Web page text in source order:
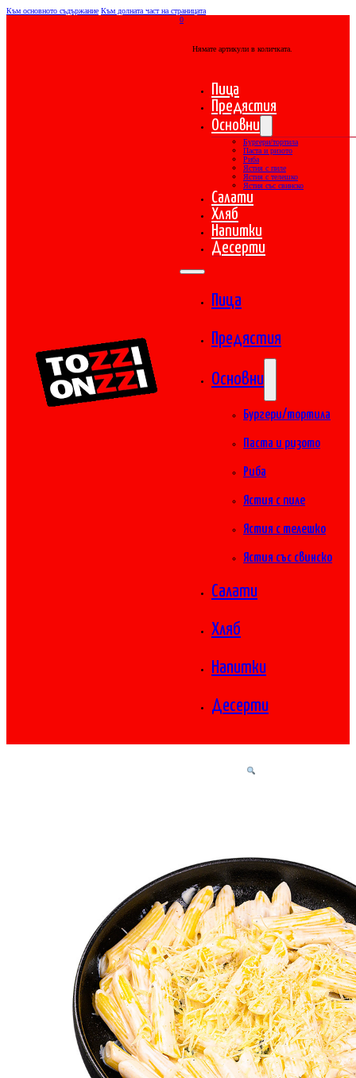
Към основното съдържание Към долната част на страницата
0
Нямате артикули в количката.
Пица
Предястия
Основни
Бургери/тортила
Паста и ризото
Риба
Ястия с пиле
Ястия с телешко
Ястия със свинско
Салати
Хляб
Напитки
Десерти
Пица
Предястия
Основни
Бургери/тортила
Паста и ризото
Риба
Ястия с пиле
Ястия с телешко
Ястия със свинско
Салати
Хляб
Напитки
Десерти